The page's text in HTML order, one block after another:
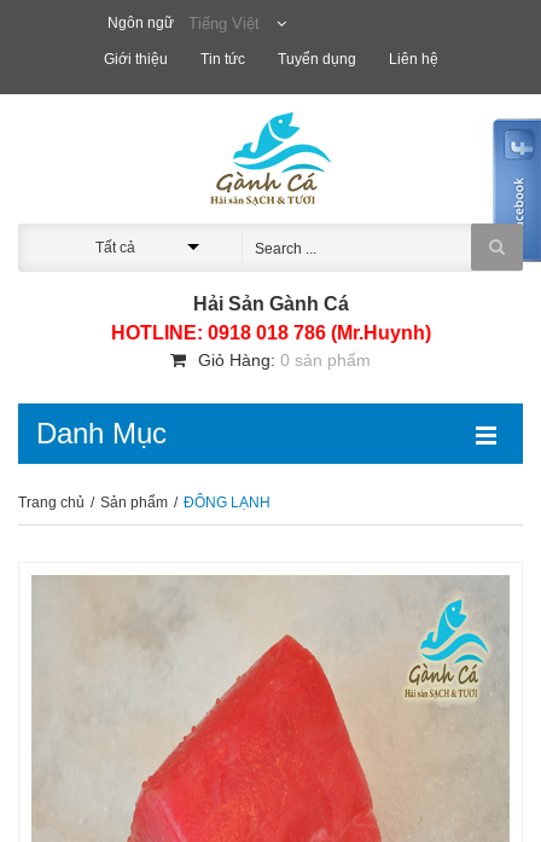
Ngôn ngữ Tiếng Việt
Giới thiệu Tin tức Tuyển dụng Liên hệ
Tất cả
Hải Sản Gành Cá
HOTLINE: 0918 018 786 (Mr.Huynh)
Giỏ Hàng: 0 sản phẩm
Danh Mục
Trang chủ / Sản phẩm / ĐÔNG LẠNH